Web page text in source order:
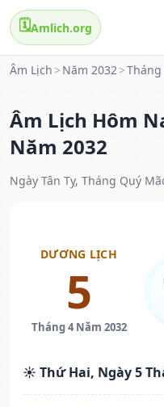
🗓️Amlich.org
Âm Lịch > Năm 2032>Tháng
Âm Lịch Hôm
Năm 2032
Ngày Tân Tỵ, Tháng Quý
DƯƠNG LỊCH
5
Tháng 4 Năm 2032
☀️ Thứ Hai, Ngày 5